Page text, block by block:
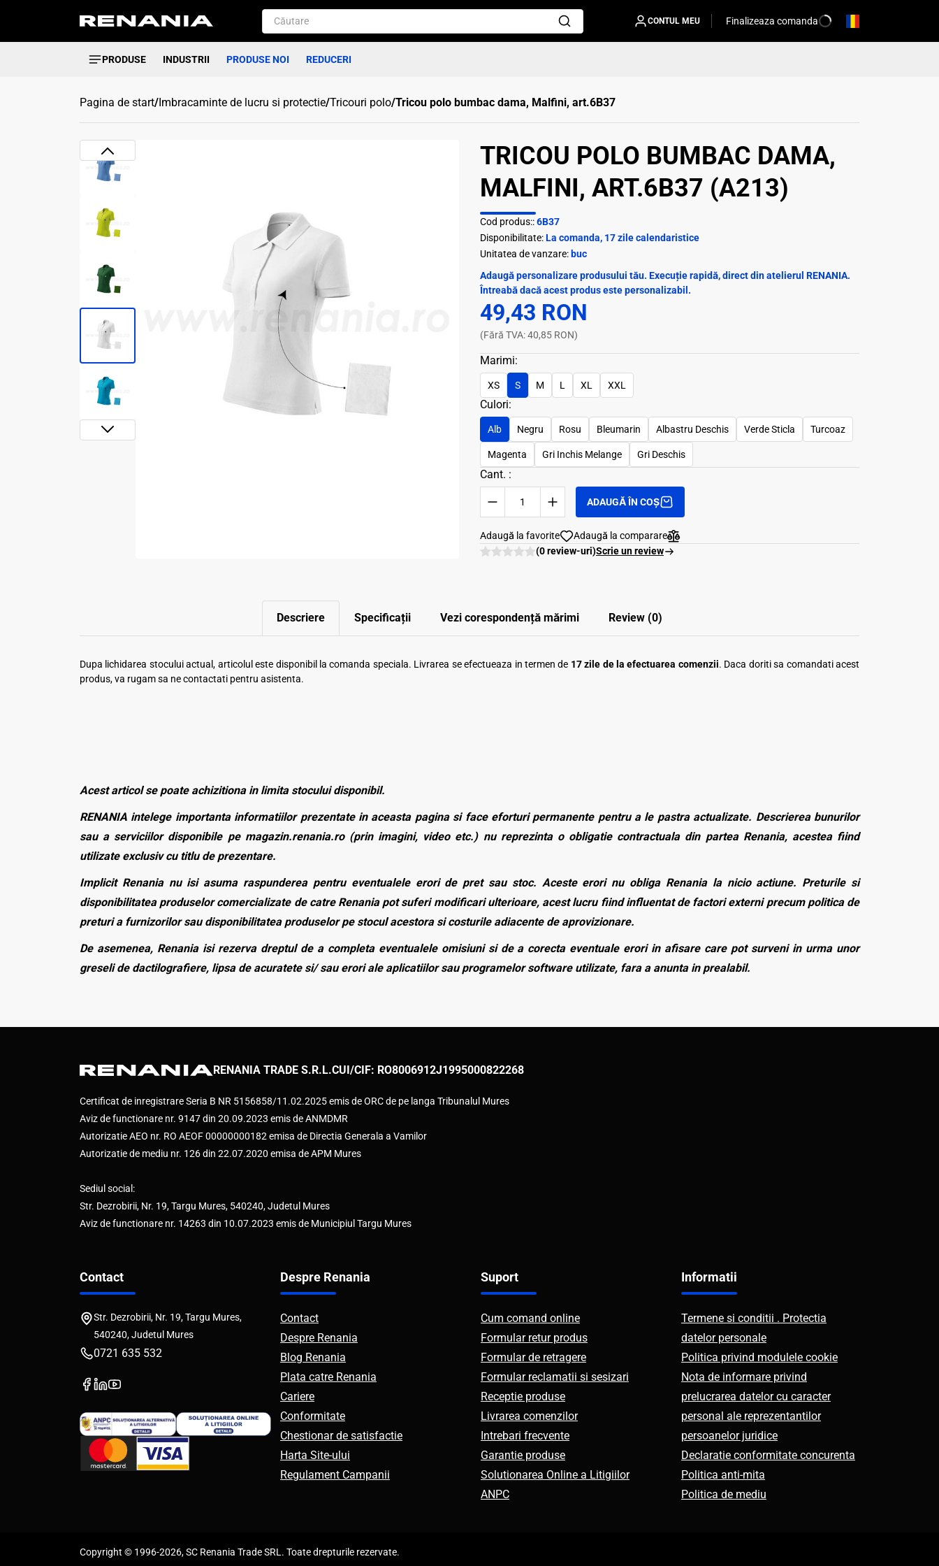
CONTUL MEU Finalizeaza comanda
PRODUSE INDUSTRII PRODUSE NOI REDUCERI
Pagina de start/Imbracaminte de lucru si protectie/Tricouri polo/Tricou polo bumbac dama, Malfini, art.6B37
TRICOU POLO BUMBAC DAMA,
MALFINI, ART.6B37 (A213)
Cod produs::6B37
Disponibilitate:La comanda, 17 zile calendaristice
Unitatea de vanzare: buc
Adaugă personalizare produsului tău. Execuție rapidă, direct din atelierul RENANIA.
Întreabă dacă acest produs este personalizabil.
49,43 RON
(Fără TVA: 40,85 RON)
Marimi:
XS S M L XL XXL
Culori:
Alb Negru Rosu Bleumarin Albastru Deschis Verde Sticla Turcoaz
Magenta Gri Inchis Melange Gri Deschis
Cant. :
ADAUGĂ ÎN COȘ
Adaugă la favorite
Adaugă la comparare
(0 review-uri)Scrie un review
Descriere Specificații Vezi corespondenţă mărimi Review (0)
Dupa lichidarea stocului actual, articolul este disponibil la comanda speciala. Livrarea se efectueaza in termen de 17 zile de la efectuarea comenzii. Daca doriti sa comandati acest
produs, va rugam sa ne contactati pentru asistenta.
Acest articol se poate achizitiona in limita stocului disponibil.
RENANIA intelege importanta informatiilor prezentate in aceasta pagina si face eforturi permanente pentru a le pastra actualizate. Descrierea bunurilor
sau a serviciilor disponibile pe magazin.renania.ro (prin imagini, video etc.) nu reprezinta o obligatie contractuala din partea Renania, acestea fiind
utilizate exclusiv cu titlu de prezentare.
Implicit Renania nu isi asuma raspunderea pentru eventualele erori de pret sau stoc. Aceste erori nu obliga Renania la nicio actiune. Preturile si
disponibilitatea produselor comercializate de catre Renania pot suferi modificari ulterioare, acest lucru fiind influentat de factori externi precum politica de
preturi a furnizorilor sau disponibilitatea produselor pe stocul acestora si costurile adiacente de aprovizionare.
De asemenea, Renania isi rezerva dreptul de a completa eventualele omisiuni si de a corecta eventuale erori in afisare care pot surveni in urma unor
greseli de dactilografiere, lipsa de acuratete si/ sau erori ale aplicatiilor sau programelor software utilizate, fara a anunta in prealabil.
RENANIA TRADE S.R.L.CUI/CIF: RO8006912J1995000822268
Certificat de inregistrare Seria B NR 5156858/11.02.2025 emis de ORC de pe langa Tribunalul Mures
Aviz de functionare nr. 9147 din 20.09.2023 emis de ANMDMR
Autorizatie AEO nr. RO AEOF 00000000182 emisa de Directia Generala a Vamilor
Autorizatie de mediu nr. 126 din 22.07.2020 emisa de APM Mures
Sediul social:
Str. Dezrobirii, Nr. 19, Targu Mures, 540240, Judetul Mures
Aviz de functionare nr. 14263 din 10.07.2023 emis de Municipiul Targu Mures
Contact
Str. Dezrobirii, Nr. 19, Targu Mures,
540240, Judetul Mures
0721 635 532
Despre Renania
Contact
Despre Renania
Blog Renania
Plata catre Renania
Cariere
Conformitate
Chestionar de satisfactie
Harta Site-ului
Regulament Campanii
Suport
Cum comand online
Formular retur produs
Formular de retragere
Formular reclamatii si sesizari
Receptie produse
Livrarea comenzilor
Intrebari frecvente
Garantie produse
Solutionarea Online a Litigiilor
ANPC
Informatii
Termene si conditii . Protectia
datelor personale
Politica privind modulele cookie
Nota de informare privind
prelucrarea datelor cu caracter
personal ale reprezentantilor
persoanelor juridice
Declaratie conformitate concurenta
Politica anti-mita
Politica de mediu
Copyright © 1996-2026, SC Renania Trade SRL. Toate drepturile rezervate.